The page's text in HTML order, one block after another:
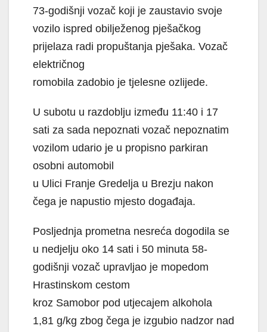
73-godišnji vozač koji je zaustavio svoje
vozilo ispred obilježenog pješačkog
prijelaza radi propuštanja pješaka. Vozač
električnog
romobila zadobio je tjelesne ozlijede.
U subotu u razdoblju između 11:40 i 17
sati za sada nepoznati vozač nepoznatim
vozilom udario je u propisno parkiran
osobni automobil
u Ulici Franje Gredelja u Brezju nakon
čega je napustio mjesto događaja.
Posljednja prometna nesreća dogodila se
u nedjelju oko 14 sati i 50 minuta 58-
godišnji vozač upravljao je mopedom
Hrastinskom cestom
kroz Samobor pod utjecajem alkohola
1,81 g/kg zbog čega je izgubio nadzor nad